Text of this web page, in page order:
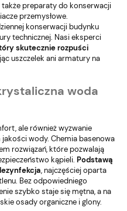
preparaty do konserwacji
przemysłowe.
konserwacji budynku
technicznej. Nasi eksperci
skutecznie rozpuści
uszczelek ani armatury na
woda
ale również wyzwanie
jakości wody. Chemia basenowa
rozwiązań, które pozwalają
kąpieli. Podstawą
, najczęściej oparta
Bez odpowiedniego
szybko staje się mętna, a na
osady organiczne i glony.